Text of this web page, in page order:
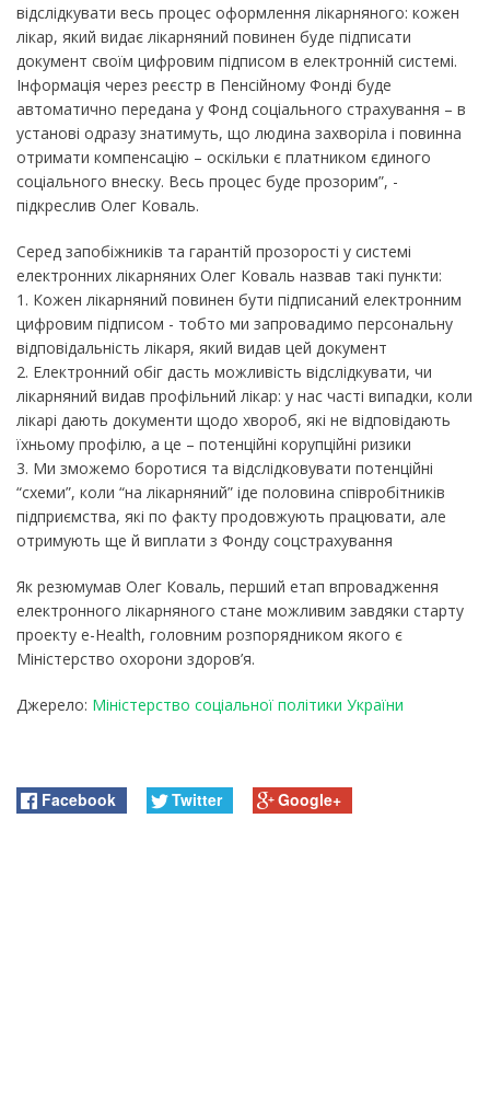
відслідкувати весь процес оформлення лікарняного: кожен
лікар, який видає лікарняний повинен буде підписати
документ своїм цифровим підписом в електронній системі.
Інформація через реєстр в Пенсійному Фонді буде
автоматично передана у Фонд соціального страхування – в
установі одразу знатимуть, що людина захворіла і повинна
отримати компенсацію – оскільки є платником єдиного
соціального внеску. Весь процес буде прозорим”, -
підкреслив Олег Коваль.
Серед запобіжників та гарантій прозорості у системі
електронних лікарняних Олег Коваль назвав такі пункти:
1. Кожен лікарняний повинен бути підписаний електронним
цифровим підписом - тобто ми запровадимо персональну
відповідальність лікаря, який видав цей документ
2. Електронний обіг дасть можливість відслідкувати, чи
лікарняний видав профільний лікар: у нас часті випадки, коли
лікарі дають документи щодо хвороб, які не відповідають
їхньому профілю, а це – потенційні корупційні ризики
3. Ми зможемо боротися та відслідковувати потенційні
“схеми”, коли “на лікарняний” іде половина співробітників
підприємства, які по факту продовжують працювати, але
отримують ще й виплати з Фонду соцстрахування
Як резюмумав Олег Коваль, перший етап впровадження
електронного лікарняного стане можливим завдяки старту
проекту e-Health, головним розпорядником якого є
Міністерство охорони здоров’я.
Джерело: Міністерство соціальної політики України
Facebook Twitter Google+